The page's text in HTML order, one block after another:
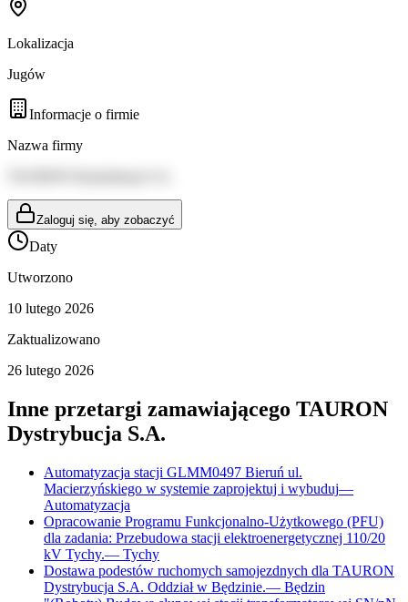
Lokalizacja
Jugów
Informacje o firmie
Nazwa firmy
Zaloguj się, aby zobaczyć
Daty
Utworzono
10 lutego 2026
Zaktualizowano
26 lutego 2026
Inne przetargi zamawiającego TAURON
Dystrybucja S.A.
Automatyzacja stacji GLMM0497 Bieruń ul.
Macierzyńskiego w systemie zaprojektuj i wybuduj—
Automatyzacja
Opracowanie Programu Funkcjonalno-Użytkowego (PFU)
dla zadania: Przebudowa stacji elektroenergetycznej 110/20
kV Tychy.— Tychy
Dostawa podestów ruchomych samojezdnych dla TAURON
Dystrybucja S.A. Oddział w Będzinie.— Będzin